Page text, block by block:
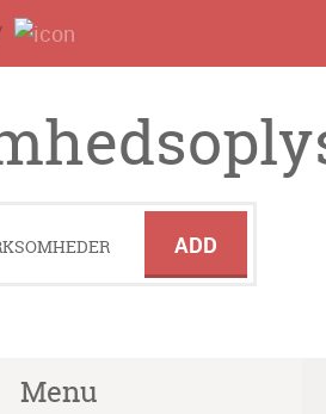
ADD
Menu